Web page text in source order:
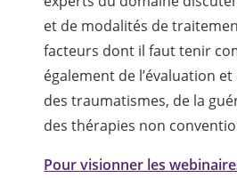
et de modalités de
facteurs dont il faut tenir
également de l’évaluation
des traumatismes, de la
des thérapies non
Pour visionner les